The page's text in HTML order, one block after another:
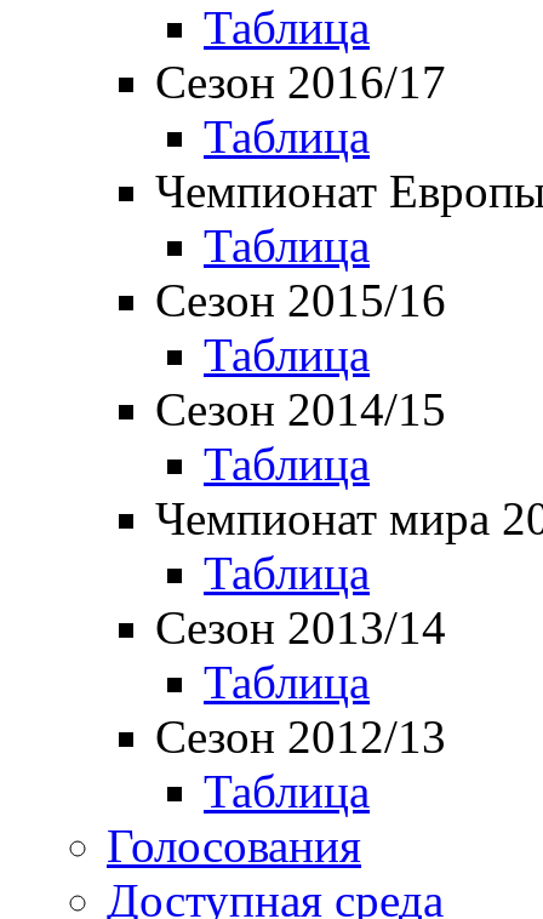
Таблица
Сезон 2016/17
Таблица
Чемпионат
Таблица
Сезон 2015/16
Таблица
Сезон 2014/15
Таблица
Чемпионат мира
Таблица
Сезон 2013/14
Таблица
Сезон 2012/13
Таблица
Голосования
Доступная среда